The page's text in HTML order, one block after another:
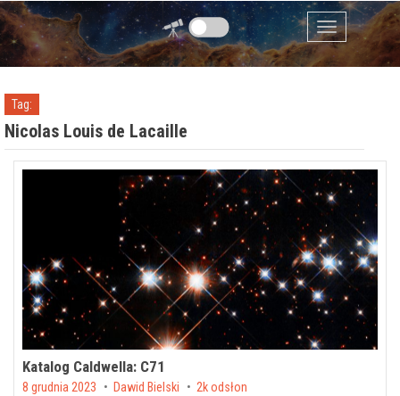
Przejdź do zawartości
Menu
Tag:
Nicolas Louis de Lacaille
Katalog Caldwella: C71
Posted on
8 grudnia 2023 byDawid Bielski 2k odsłon